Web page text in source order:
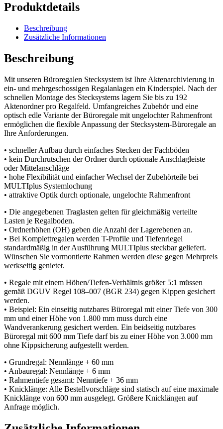
Produktdetails
Beschreibung
Zusätzliche Informationen
Beschreibung
Mit unseren Büroregalen Stecksystem ist Ihre Aktenarchivierung in
ein- und mehrgeschossigen Regalanlagen ein Kinderspiel. Nach der
schnellen Montage des Stecksystems lagern Sie bis zu 192
Aktenordner pro Regalfeld. Umfangreiches Zubehör und eine
optisch edle Variante der Büroregale mit ungelochter Rahmenfront
ermöglichen die flexible Anpassung der Stecksystem-Büroregale an
Ihre Anforderungen.
• schneller Aufbau durch einfaches Stecken der Fachböden
• kein Durchrutschen der Ordner durch optionale Anschlagleiste
oder Mittelanschläge
• hohe Flexibilität und einfacher Wechsel der Zubehörteile bei
MULTIplus Systemlochung
• attraktive Optik durch optionale, ungelochte Rahmenfront
• Die angegebenen Traglasten gelten für gleichmäßig verteilte
Lasten je Regalboden.
• Ordnerhöhen (OH) geben die Anzahl der Lagerebenen an.
• Bei Komplettregalen werden T-Profile und Tiefenriegel
standardmäßig in der Ausführung MULTIplus steckbar geliefert.
Wünschen Sie vormontierte Rahmen werden diese gegen Mehrpreis
werkseitig genietet.
• Regale mit einem Höhen/Tiefen-Verhältnis größer 5:1 müssen
gemäß DGUV Regel 108–007 (BGR 234) gegen Kippen gesichert
werden.
• Beispiel: Ein einseitig nutzbares Büroregal mit einer Tiefe von 300
mm und einer Höhe von 1.800 mm muss durch eine
Wandverankerung gesichert werden. Ein beidseitig nutzbares
Büroregal mit 600 mm Tiefe darf bis zu einer Höhe von 3.000 mm
ohne Kippsicherung aufgestellt werden.
• Grundregal: Nennlänge + 60 mm
• Anbauregal: Nennlänge + 6 mm
• Rahmentiefe gesamt: Nenntiefe + 36 mm
• Knicklänge: Alle Bestellvorschläge sind statisch auf eine maximale
Knicklänge von 600 mm ausgelegt. Größere Knicklängen auf
Anfrage möglich.